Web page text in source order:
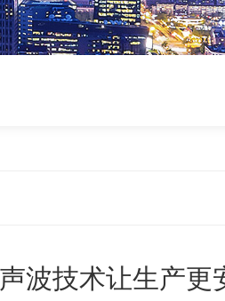
波技术让生产更